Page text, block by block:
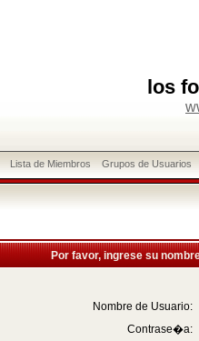
los
Lista de Miembros Grupos de Usuarios
Por favor, ingrese su
Nombre de Usuario:
Contrase�a: